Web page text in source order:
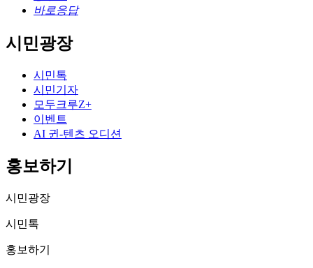
바로응답
시민광장
시민톡
시민기자
모두크루Z+
이벤트
AI 귄-텐츠 오디션
홍보하기
시민광장
시민톡
홍보하기